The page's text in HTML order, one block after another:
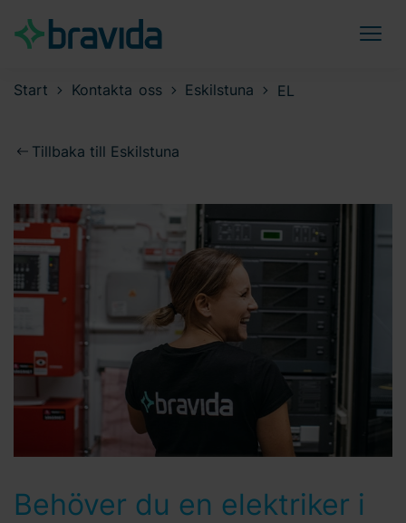
Start Kontakta oss Eskilstuna EL
Tillbaka till Eskilstuna
Behöver du en elektriker i